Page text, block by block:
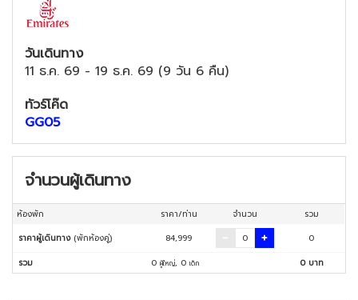
วันเดินทาง
11 ธ.ค. 69 - 19 ธ.ค. 69 (9 วัน 6 คืน)
ทัวร์โค๊ด
GG05
จำนวนผู้เดินทาง
ห้องพัก ราคา/ท่าน จำนวน
รวม
ราคาผู้เดินทาง (พักห้องคู่) 84,999 0
รวม 0 ผู้ใหญ่, 0 เด็ก 0 บาท